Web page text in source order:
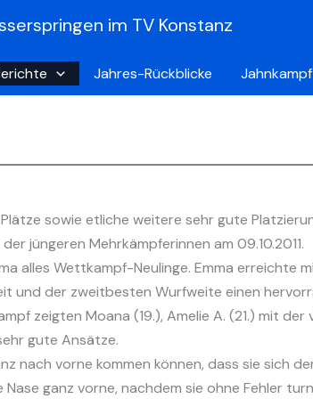
im TV Konstanz
Jahres-Rückblicke Jahnkampf
sowie etliche weitere sehr gute
jüngeren Mehrkämpferinnen am 09.10.2011.
alles Wettkampf-Neulinge. Emma erreichte
und der zweitbesten Wurfweite einen
zeigten Moana (19.), Amelie A. (21.) mit
gute Ansätze.
nach vorne kommen können, dass sie sich
ganz vorne, nachdem sie ohne Fehler